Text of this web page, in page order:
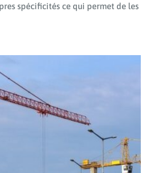
spécificités ce qui permet de les